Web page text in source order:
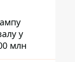
у
млн